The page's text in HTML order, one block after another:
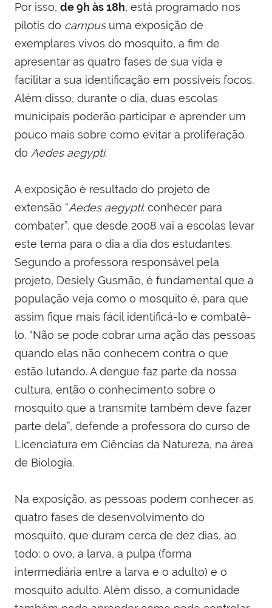
Por isso, de 9h às 18h, está programado nos
pilotis do campusuma exposição de
exemplares vivos do mosquito, a fim de
apresentar as quatro fases de sua vida e
facilitar a sua identificação em possíveis focos.
Além disso, durante o dia, duas escolas
municipais poderão participar e aprender um
pouco mais sobre como evitar a proliferação
do Aedes aegypti.
A exposição é resultado do projeto de
extensão “Aedes aegypti: conhecer para
combater”, que desde 2008 vai a escolas levar
este tema para o dia a dia dos estudantes.
Segundo a professora responsável pela
projeto, Desiely Gusmão, é fundamental que a
população veja como o mosquito é, para que
assim fique mais fácil identificá-lo e combatê-
lo. “Não se pode cobrar uma ação das pessoas
quando elas não conhecem contra o que
estão lutando. A dengue faz parte da nossa
cultura, então o conhecimento sobre o
mosquito que a transmite também deve fazer
parte dela”, defende a professora do curso de
Licenciatura em Ciências da Natureza, na área
de Biologia.
Na exposição, as pessoas podem conhecer as
quatro fases de desenvolvimento do
mosquito, que duram cerca de dez dias, ao
todo: o ovo, a larva, a pulpa (forma
intermediária entre a larva e o adulto) e o
mosquito adulto. Além disso, a comunidade